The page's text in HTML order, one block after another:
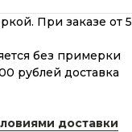
При заказе от 5
без примерки
рублей доставка
доставки